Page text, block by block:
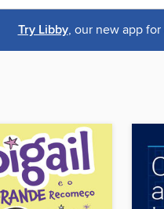
Try Libby, our new app